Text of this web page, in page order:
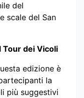
del
scale del San
Tour dei Vicoli
edizione è
la
più suggestivi